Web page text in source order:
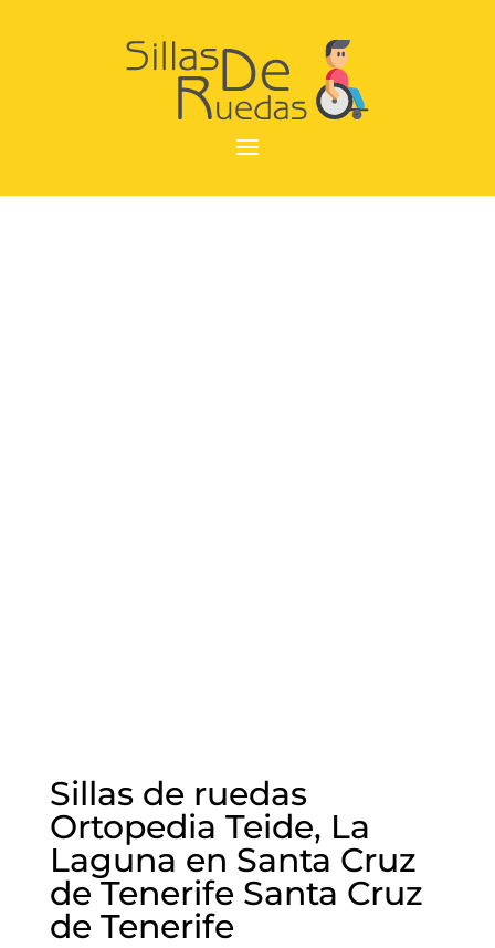
Sillas de ruedas
Ortopedia Teide, La
Laguna en Santa Cruz
de Tenerife Santa Cruz
de Tenerife